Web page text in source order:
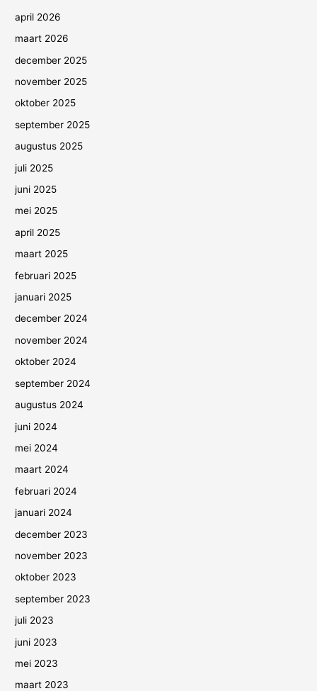
april 2026
maart 2026
december 2025
november 2025
oktober 2025
september 2025
augustus 2025
juli 2025
juni 2025
mei 2025
april 2025
maart 2025
februari 2025
januari 2025
december 2024
november 2024
oktober 2024
september 2024
augustus 2024
juni 2024
mei 2024
maart 2024
februari 2024
januari 2024
december 2023
november 2023
oktober 2023
september 2023
juli 2023
juni 2023
mei 2023
maart 2023